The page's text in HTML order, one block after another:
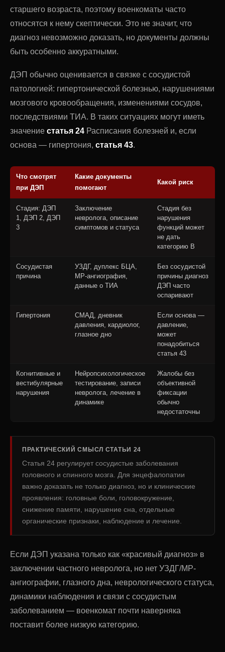
старшего возраста, поэтому военкоматы часто
относятся к нему скептически. Это не значит, что
диагноз невозможно доказать, но документы должны
быть особенно аккуратными.
ДЭП обычно оценивается в связке с сосудистой
патологией: гипертонической болезнью, нарушениями
мозгового кровообращения, изменениями сосудов,
последствиями ТИА. В таких ситуациях могут иметь
значение статья 24 Расписания болезней и, если
основа — гипертония, статья 43.
Что смотрят
при ДЭП
Какие документы
помогают
Какой риск
Стадия: ДЭП
1, ДЭП 2, ДЭП
3
Заключение
невролога, описание
симптомов и статуса
Стадия без
нарушения
функций может
не дать
категорию В
Сосудистая
причина
УЗДГ, дуплекс БЦА,
МР-ангиография,
данные о ТИА
Без сосудистой
причины диагноз
ДЭП часто
оспаривают
Гипертония
СМАД, дневник
давления, кардиолог,
глазное дно
Если основа —
давление,
может
понадобиться
статья 43
Когнитивные и
вестибулярные
нарушения
Нейропсихологическое
тестирование, записи
невролога, лечение в
динамике
Жалобы без
объективной
фиксации
обычно
недостаточны
ПРАКТИЧЕСКИЙ СМЫСЛ СТАТЬИ 24
Статья 24 регулирует сосудистые заболевания
головного и спинного мозга. Для энцефалопатии
важно доказать не только диагноз, но и клинические
проявления: головные боли, головокружение,
снижение памяти, нарушение сна, отдельные
органические признаки, наблюдение и лечение.
Если ДЭП указана только как «красивый диагноз» в
заключении частного невролога, но нет УЗДГ/МР-
ангиографии, глазного дна, неврологического статуса,
динамики наблюдения и связи с сосудистым
заболеванием — военкомат почти наверняка
поставит более низкую категорию.